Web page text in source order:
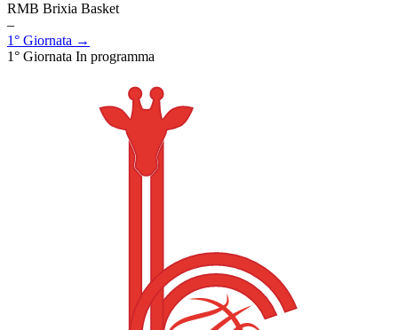
RMB Brixia Basket
–
1° Giornata →
1° Giornata In programma